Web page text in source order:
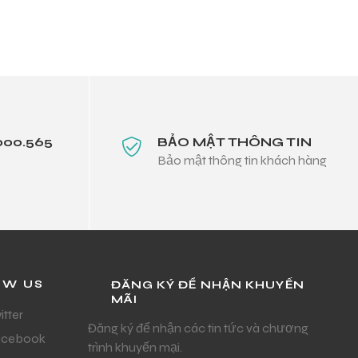
BẢO MẬT THÔNG TIN
Bảo mật thông tin khách hàng
US
ĐĂNG KÝ ĐỂ NHẬN KHUYẾN
MÃI
Đăng ký để nhận các tin tức và chương
trình khuyến mại.